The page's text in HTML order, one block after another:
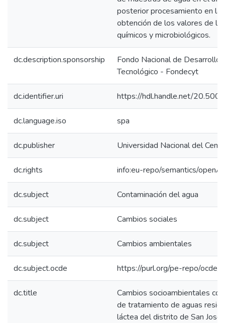
posterior procesamiento en
obtención de los valores de
químicos y microbiológicos.
dc.description.sponsorship
Fondo Nacional de Desarrollo
Tecnológico - Fondecyt
dc.identifier.uri https://hdl.handle.net/
dc.language.iso spa
dc.publisher Universidad Nacional del
dc.rights info:eu-repo/semantics/
dc.subject Contaminación del agua
dc.subject Cambios sociales
dc.subject Cambios ambientales
dc.subject.ocde https://purl.org/pe-repo/ocde/
dc.title
Cambios socioambientales
de tratamiento de aguas
láctea del distrito de San